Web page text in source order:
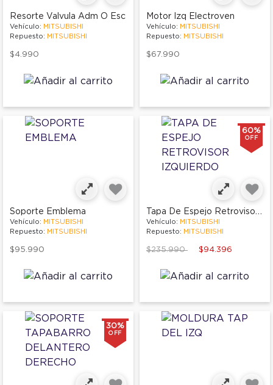
Resorte Valvula Adm O Esc
Vehículo: MITSUBISHI
Repuesto: MITSUBISHI
$4.990
Motor Izq Electroven
Vehículo: MITSUBISHI
Repuesto: MITSUBISHI
$67.990
Soporte Emblema
Vehículo: MITSUBISHI
Repuesto: MITSUBISHI
$95.990
60%
OFF
Tapa De Espejo Retrovisor Izquierdo
Vehículo: MITSUBISHI
Repuesto: MITSUBISHI
Price reduced from
$235.990to $94.396
30%
OFF